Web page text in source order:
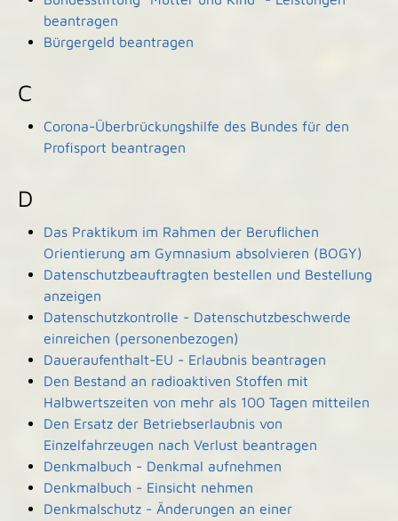
beantragen
Bürgergeld beantragen
C
Corona-Überbrückungshilfe des Bundes für den
Profisport beantragen
D
Das Praktikum im Rahmen der Beruflichen
Orientierung am Gymnasium absolvieren (BOGY)
Datenschutzbeauftragten bestellen und Bestellung
anzeigen
Datenschutzkontrolle - Datenschutzbeschwerde
einreichen (personenbezogen)
Daueraufenthalt-EU - Erlaubnis beantragen
Den Bestand an radioaktiven Stoffen mit
Halbwertszeiten von mehr als 100 Tagen mitteilen
Den Ersatz der Betriebserlaubnis von
Einzelfahrzeugen nach Verlust beantragen
Denkmalbuch - Denkmal aufnehmen
Denkmalbuch - Einsicht nehmen
Denkmalschutz - Änderungen an einer